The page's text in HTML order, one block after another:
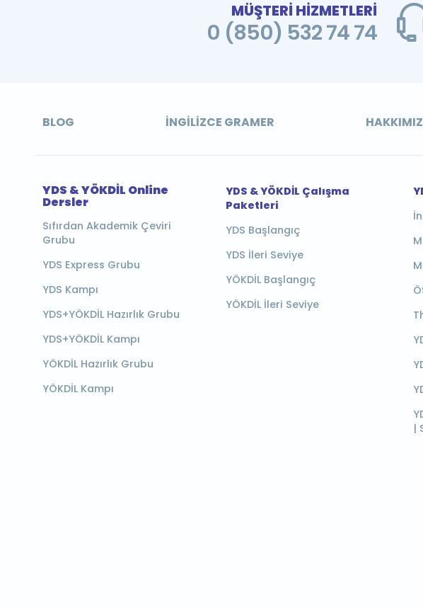
MÜŞTERİ HİZMETLERİ
0 (850) 532 74 74
BLOG İNGILIZCE GRAMER
YDS & YÖKDİL Online
Dersler
Sıfırdan Akademik Çeviri
Grubu
YDS Express Grubu
YDS Kampı
YDS+YÖKDİL Hazırlık Grubu
YDS+YÖKDİL Kampı
YÖKDİL Hazırlık Grubu
YÖKDİL Kampı
YDS & YÖKDİL Çalışma
Paketleri
YDS Başlangıç
YDS İleri Seviye
YÖKDİL Başlangıç
YÖKDİL İleri Seviye
|